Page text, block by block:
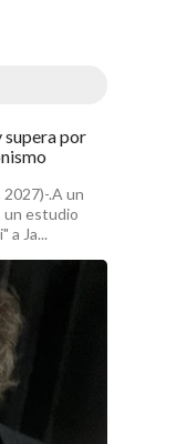
supera por
.A un
un estudio
a Ja...